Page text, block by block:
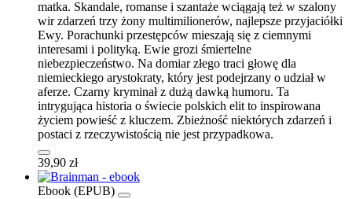
matka. Skandale, romanse i szantaże wciągają też w szalony
wir zdarzeń trzy żony multimilionerów, najlepsze przyjaciółki
Ewy. Porachunki przestępców mieszają się z ciemnymi
interesami i polityką. Ewie grozi śmiertelne
niebezpieczeństwo. Na domiar złego traci głowę dla
niemieckiego arystokraty, który jest podejrzany o udział w
aferze. Czarny kryminał z dużą dawką humoru. Ta
intrygująca historia o świecie polskich elit to inspirowana
życiem powieść z kluczem. Zbieżność niektórych zdarzeń i
postaci z rzeczywistością nie jest przypadkowa.
39,90 zł
Ebook (EPUB)